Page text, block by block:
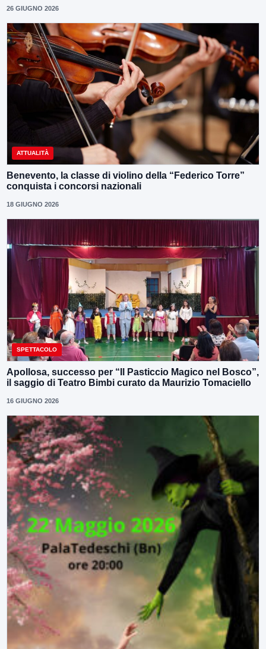
26 GIUGNO 2026
ATTUALITÀ
Benevento, la classe di violino della “Federico Torre”
conquista i concorsi nazionali
18 GIUGNO 2026
SPETTACOLO
Apollosa, successo per “Il Pasticcio Magico nel Bosco”,
il saggio di Teatro Bimbi curato da Maurizio Tomaciello
16 GIUGNO 2026